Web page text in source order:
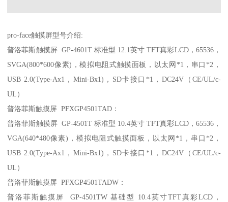
pro-face触摸屏型号介绍:
普洛菲斯触摸屏 GP-4601T 标准型 12.1英寸 TFT真彩LCD，65536，
SVGA(800*600像素)，模拟电阻式触摸面板，以太网*1，串口*2，
USB 2.0(Type-Ax1，Mini-Bx1)，SD卡接口*1，DC24V（CE/UL/c-
UL）
普洛菲斯触摸屏 PFXGP4501TAD：
普洛菲斯触摸屏 GP-4501T 标准型 10.4英寸 TFT真彩LCD，65536，
VGA(640*480像素)，模拟电阻式触摸面板，以太网*1，串口*2，
USB 2.0(Type-Ax1，Mini-Bx1)，SD卡接口*1，DC24V（CE/UL/c-
UL）
普洛菲斯触摸屏 PFXGP4501TADW：
普洛菲斯触摸屏 GP-4501TW 基础型 10.4英寸TFT真彩LCD，